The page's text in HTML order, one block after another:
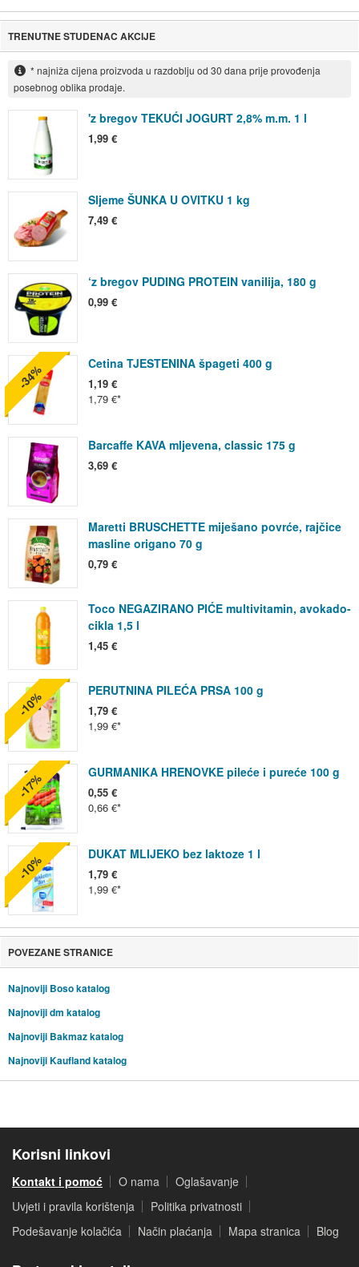
TRENUTNE STUDENAC AKCIJE
* najniža cijena proizvoda u razdoblju od 30 dana prije provođenja
posebnog oblika prodaje.
'z bregov TEKUĆI JOGURT 2,8% m.m. 1 l
1,99 €
Sljeme ŠUNKA U OVITKU 1 kg
7,49 €
‘z bregov PUDING PROTEIN vanilija, 180 g
0,99 €
Cetina TJESTENINA špageti 400 g
1,19 €
1,79 €
-34%
Barcaffe KAVA mljevena, classic 175 g
3,69 €
Maretti BRUSCHETTE miješano povrće, rajčice
masline origano 70 g
0,79 €
Toco NEGAZIRANO PIĆE multivitamin, avokado-
cikla 1,5 l
1,45 €
PERUTNINA PILEĆA PRSA 100 g
1,79 €
1,99 €
-10%
GURMANIKA HRENOVKE pileće i pureće 100 g
0,55 €
0,66 €
-17%
DUKAT MLIJEKO bez laktoze 1 l
1,79 €
1,99 €
-10%
POVEZANE STRANICE
Najnoviji Boso katalog
Najnoviji dm katalog
Najnoviji Bakmaz katalog
Najnoviji Kaufland katalog
Korisni linkovi
Kontakt i pomoć O nama
Oglašavanje
Uvjeti i pravila korištenja
Politika privatnosti
Podešavanje kolačića
Način plaćanja Mapa stranica Blog